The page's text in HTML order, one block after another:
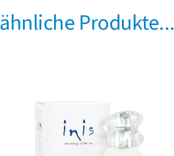
ähnliche Produkte...